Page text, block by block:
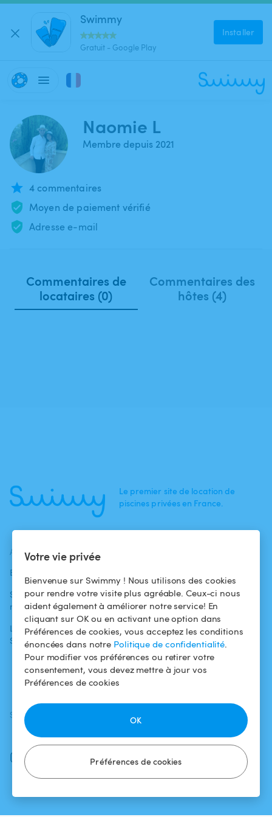
Votre vie privée
Bienvenue sur Swimmy ! Nous utilisons des cookies
pour rendre votre visite plus agréable. Ceux-ci nous
aident également à améliorer notre service! En
cliquant sur OK ou en activant une option dans
Préférences de cookies, vous acceptez les conditions
énoncées dans notre Politique de confidentialité.
Pour modifier vos préférences ou retirer votre
consentement, vous devez mettre à jour vos
Préférences de cookies
Préférences de cookies
OK
Swimmy
Gratuit - Google Play
Installer
Naomie L
Membre depuis 2021
4 commentaires
Moyen de paiement vérifié
Adresse e-mail
Commentaires de
locataires (0)
Commentaires des
hôtes (4)
Le premier site de location de
piscines privées en France.
ACTUALITÉS
Blog
Swimmy dans les
médias
L'aventure
Swimmy
baigneurs
Pour les
propriétaires
Louer ma piscine
Comment ça
marche ?
Conditions
d'utilisation
Politique de
confidentialité
Mentions légales
SUIVEZ-NOUS
Facebook
Instagram